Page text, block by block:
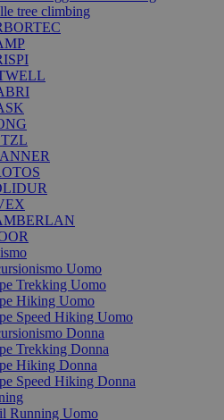
tree climbing
Uomo
Trekking Uomo
Hiking Uomo
Speed Hiking Uomo
Donna
Trekking Donna
Hiking Donna
Speed Hiking Donna
Running Uomo